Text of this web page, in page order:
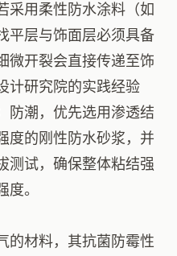
采用柔性防水涂料（如
平层与饰面层必须具备
微开裂会直接传递至饰
计研究院的实践经验
防潮，优先选用渗透结
度的刚性防水砂浆，并
测试，确保整体粘结强
。
的材料，其抗菌防霉性